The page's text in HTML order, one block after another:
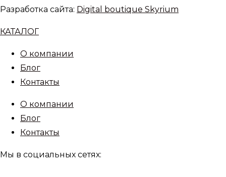
Разработка сайта: Digital boutique Skyrium
КАТАЛОГ
О компании
Блог
Контакты
О компании
Блог
Контакты
Мы в социальных сетях: